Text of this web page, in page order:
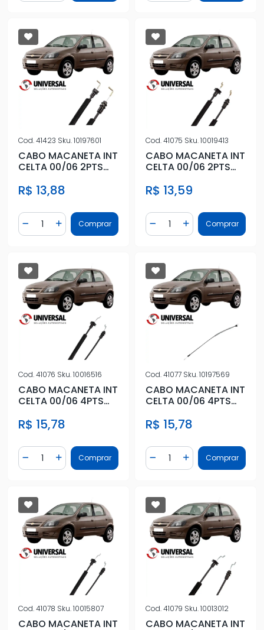
Cod.41423 Sku.10197601
CABO MACANETA INT
CELTA 00/06 2PTS
R$ 13,88
Diminuir Quantidade
Quantidade
Adicionar Quantidade
Comprar
Cod.41075 Sku.10019413
CABO MACANETA INT
CELTA 00/06 2PTS
R$ 13,59
Diminuir Quantidade
Quantidade
AdicionarComprar
Cod.41076 Sku.10016516
CABO MACANETA INT
CELTA 00/06 4PTS
R$ 15,78
Diminuir Quantidade
Quantidade
Adicionar Quantidade
Comprar
Cod.41077 Sku.10197569
CABO MACANETA INT
CELTA 00/06 4PTS
R$ 15,78
Diminuir Quantidade
Quantidade
AdicionarComprar
Cod.41078 Sku.10015807
CABO MACANETA INT
Cod.41079 Sku.10013012
CABO MACANETA INT